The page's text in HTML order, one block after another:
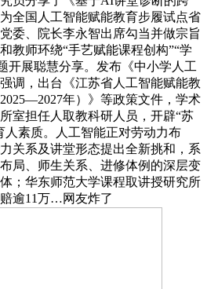
全国人工智能赋能教育步履试点省
委、院长李永智出席勾当并做宗旨
教师环绕“手艺赋能课程创构”“学
开展聪慧分享。发布《中小学人工
调，出台《江苏省人工智能赋能教
年）》等政策文件，学术
室担任人取教科研人员，开辟“苏
人素质。人工智能正对劳动力布
关系及讲堂形态提出全新挑和，系
局、师生关系、进修体例的深层变
；华东师范大学课程取讲授研究所
逾11万…网友炸了